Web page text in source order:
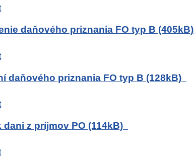
daňového priznania FO typ B (405kB)
daňového priznania FO typ B (128kB)
z príjmov PO (114kB)